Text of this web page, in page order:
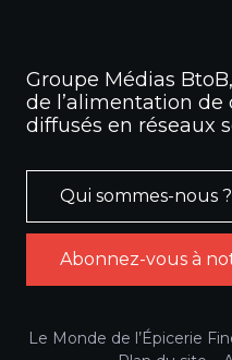
Groupe Médias
de l’alimentation de
diffusés en réseaux
Qui sommes-nous ?
Abonnez-vous à
Le Monde de l’Épicerie